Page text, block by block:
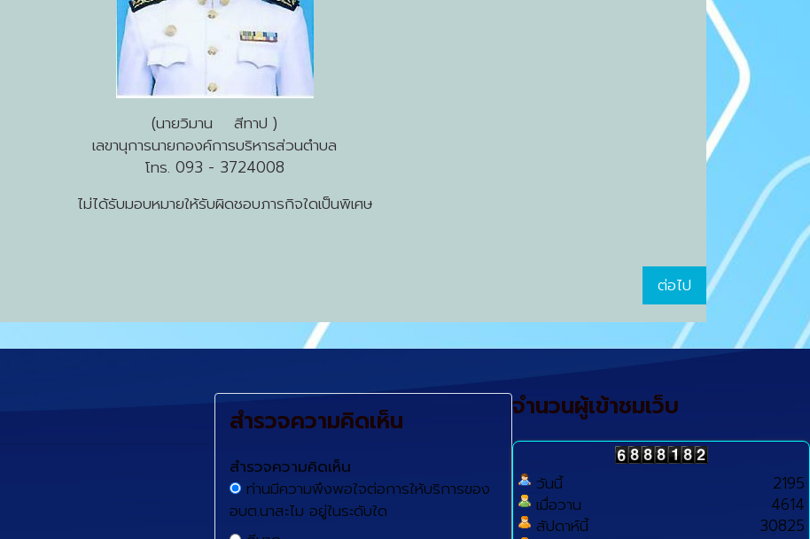
(นายวิมาน สีทาป )
เลขานุการนายกองค์การบริหารส่วนตำบล
โทร. 093 - 3724008
หมายให้รับผิดชอบภารกิจใดเป็นพิเศษ
ต่อไป
สำรวจความคิดเห็น
สำรวจความคิดเห็น
ท่านมีความพึงพอใจต่อการให้บริการของ
อบต.นาสะไม อยู่ในระดับใด
จำนวนผู้เข้าชมเว็บ
วันนี้
เมื่อวาน
สัปดาห์นี้
2195
4614
30825